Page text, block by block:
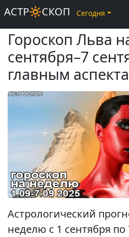
Гороскоп Льва
сентября–7
главным
Астрологический
неделю с 1 сентября по
АСТР🔆СКОП Сегодня